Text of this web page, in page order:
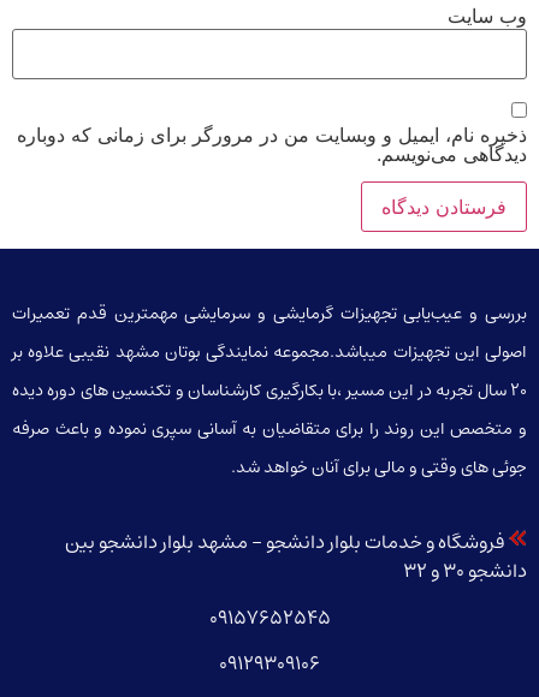
وب‌ سایت
ذخیره نام، ایمیل و وبسایت من در مرورگر برای زمانی که دوباره
دیدگاهی می‌نویسم.
بررسی و عیب‌یابی تجهیزات گرمایشی و سرمایشی مهمترین قدم تعمیرات
اصولی این تجهیزات میباشد.مجموعه نمایندگی بوتان مشهد نقیبی علاوه بر
20 سال تجربه در این مسیر ،با بکارگیری کارشناسان و تکنسین های دوره دیده
و متخصص این روند را برای متقاضیان به آسانی سپری نموده و باعث صرفه
جوئی های وقتی و مالی برای آنان خواهد شد.
فروشگاه و خدمات بلوار دانشجو – مشهد بلوار دانشجو بین
دانشجو 30 و 32
09157652545
09129309106